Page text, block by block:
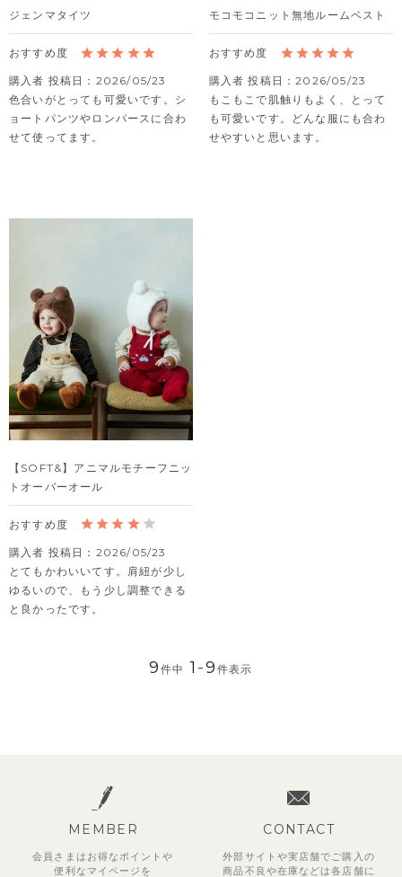
ジェンマタイツ
購入者 投稿日
2026/05/23
色合いがとっても可愛いです。シ
ョートパンツやロンパースに合わ
せて使ってます。
モコモコニット無地ルームベスト
購入者 投稿日
2026/05/23
もこもこで肌触りもよく、とって
も可愛いです。どんな服にも合わ
せやすいと思います。
【SOFT&】アニマルモチーフニッ
トオーバーオール
購入者 投稿日
2026/05/23
とてもかわいいてす。肩紐が少し
ゆるいので、もう少し調整できる
と良かったです。
9件中 1 -9 件表示
MEMBER
会員さまはお得なポイントや
便利な マイページを
CONTACT
外部サイトや実店舗でご購入の
商品不良や在庫などは各店舗に